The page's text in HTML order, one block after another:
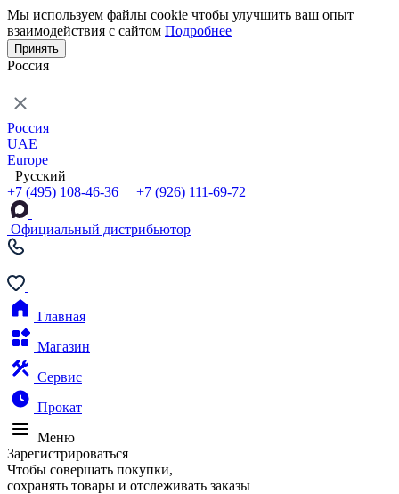
Мы используем файлы cookie чтобы улучшить ваш опыт
взаимодействия с сайтом Подробнее
Принять
Россия
Россия
UAE
Europe
Русский
+7 (495) 108-46-36
+7 (926) 111-69-72
Официальный дистрибьютор
Главная
Магазин
Сервис
Прокат
Меню
Зарегистрироваться
Чтобы совершать покупки,
сохранять товары и отслеживать заказы